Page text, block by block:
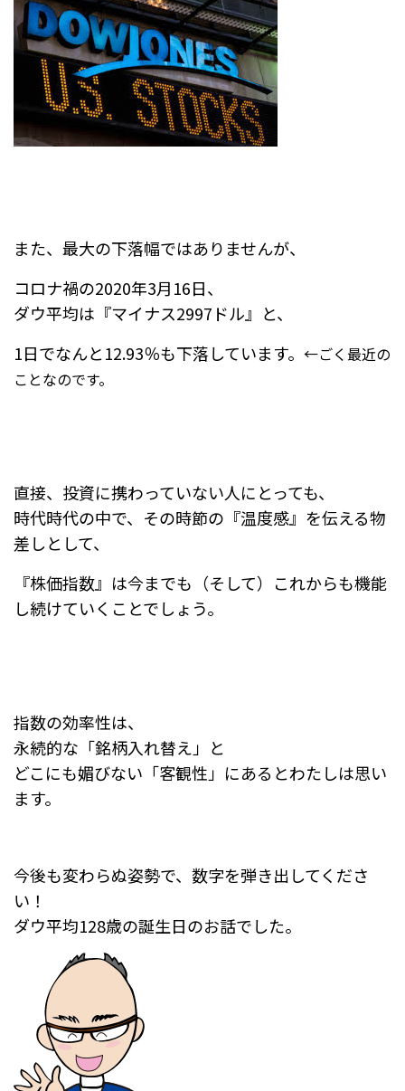
また、最大の下落幅ではありませんが、
コロナ禍の2020年3月16日、
ダウ平均は『マイナス2997ドル』と、
1日でなんと12.93％も下落しています。 ←ごく最近の
ことなのです。
直接、投資に携わっていない人にとっても、
時代時代の中で、その時節の『温度感』を伝える物
差しとして、
『株価指数』は今までも（そして）これからも機能
し続けていくことでしょう。
指数の効率性は、
永続的な「銘柄入れ替え」と
どこにも媚びない「客観性」にあるとわたしは思い
ます。
今後も変わらぬ姿勢で、数字を弾き出してくださ
い！
ダウ平均128歳の誕生日のお話でした。